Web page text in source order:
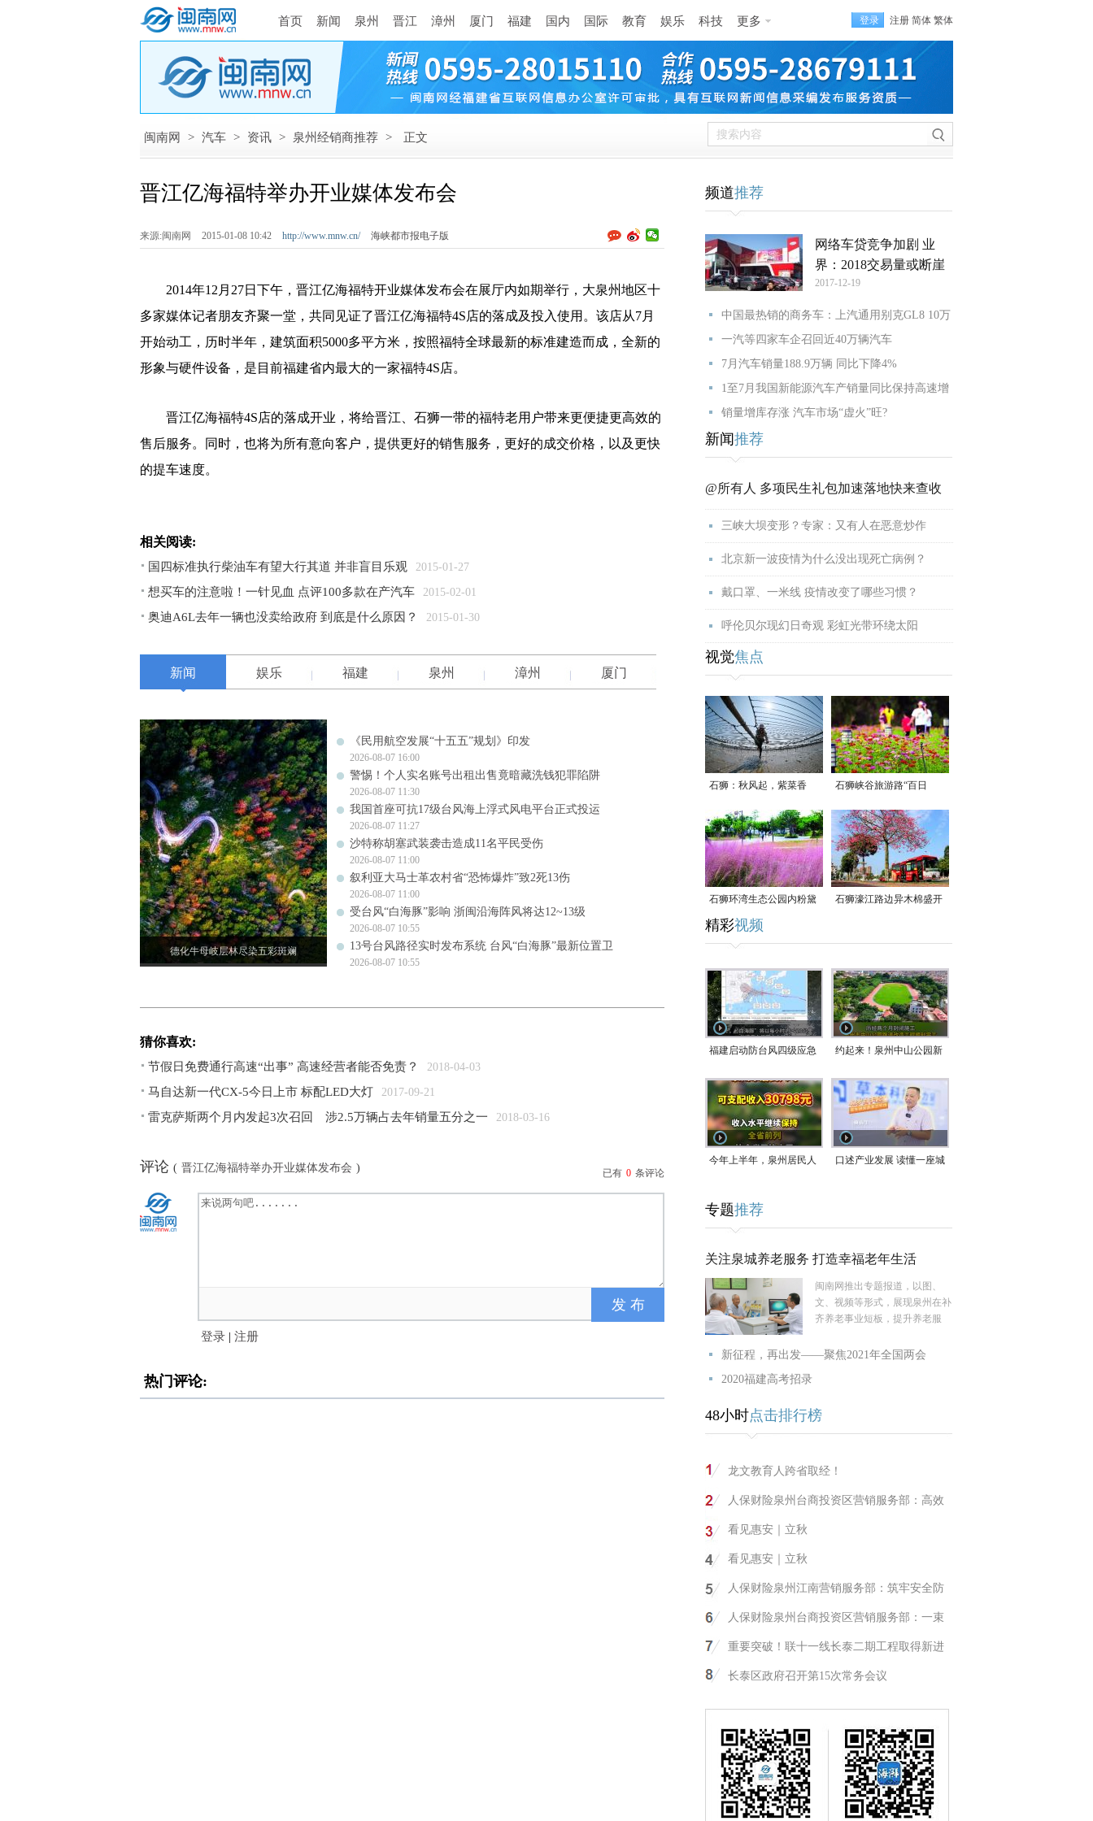
首页 新闻 泉州 晋江 漳州 厦门 福建 国内 国际 教育 娱乐 科技 更多 登录 注册 简体 繁体
闽南网 > 汽车 > 资讯 > 泉州经销商推荐 > 正文
晋江亿海福特举办开业媒体发布会
来源:闽南网 2015-01-08 10:42 http://www.mnw.cn/ 海峡都市报电子版
2014年12月27日下午，晋江亿海福特开业媒体发布会在展厅内如期举行，大泉州地区十
多家媒体记者朋友齐聚一堂，共同见证了晋江亿海福特4S店的落成及投入使用。该店从7月
开始动工，历时半年，建筑面积5000多平方米，按照福特全球最新的标准建造而成，全新的
形象与硬件设备，是目前福建省内最大的一家福特4S店。
晋江亿海福特4S店的落成开业，将给晋江、石狮一带的福特老用户带来更便捷更高效的
售后服务。同时，也将为所有意向客户，提供更好的销售服务，更好的成交价格，以及更快
的提车速度。
相关阅读:
国四标准执行柴油车有望大行其道 并非盲目乐观 2015-01-27
想买车的注意啦！一针见血 点评100多款在产汽车 2015-02-01
奥迪A6L去年一辆也没卖给政府 到底是什么原因？ 2015-01-30
新闻 娱乐 福建 泉州 漳州 厦门
德化牛母岐层林尽染五彩斑斓
《民用航空发展“十五五”规划》印发
2026-08-07 16:00
警惕！个人实名账号出租出售竟暗藏洗钱犯罪陷阱
2026-08-07 11:30
我国首座可抗17级台风海上浮式风电平台正式投运
2026-08-07 11:27
沙特称胡塞武装袭击造成11名平民受伤
2026-08-07 11:00
叙利亚大马士革农村省“恐怖爆炸”致2死13伤
2026-08-07 11:00
受台风“白海豚”影响 浙闽沿海阵风将达12~13级
2026-08-07 10:55
13号台风路径实时发布系统 台风“白海豚”最新位置卫
2026-08-07 10:55
猜你喜欢:
节假日免费通行高速“出事” 高速经营者能否免责？ 2018-04-03
马自达新一代CX-5今日上市 标配LED大灯 2017-09-21
雷克萨斯两个月内发起3次召回 涉2.5万辆占去年销量五分之一 2018-03-16
评论 ( 晋江亿海福特举办开业媒体发布会 ) 已有 0 条评论
登录 | 注册
热门评论:
频道推荐
网络车贷竞争加剧 业
界：2018交易量或断崖
2017-12-19
中国最热销的商务车：上汽通用别克GL8 10万
一汽等四家车企召回近40万辆汽车
7月汽车销量188.9万辆 同比下降4%
1至7月我国新能源汽车产销量同比保持高速增
销量增库存涨 汽车市场“虚火”旺?
新闻推荐
@所有人 多项民生礼包加速落地快来查收
三峡大坝变形？专家：又有人在恶意炒作
北京新一波疫情为什么没出现死亡病例？
戴口罩、一米线 疫情改变了哪些习惯？
呼伦贝尔现幻日奇观 彩虹光带环绕太阳
视觉焦点
石狮：秋风起，紫菜香 石狮峡谷旅游路“百日
草”争相斗艳
石狮环湾生态公园内粉黛
乱子草盛放
石狮濠江路边异木棉盛开
精彩视频
福建启动防台风四级应急
9日在长江口至福建北部
一带沿海登陆
约起来！泉州中山公园新
今年上半年，泉州居民人 口述产业发展 读懂一座城
专题推荐
关注泉城养老服务 打造幸福老年生活
闽南网推出专题报道，以图、
文、视频等形式，展现泉州在补
齐养老事业短板，提升养老服
新征程，再出发——聚焦2021年全国两会
2020福建高考招录
48小时点击排行榜
龙文教育人跨省取经！
人保财险泉州台商投资区营销服务部：高效
看见惠安｜立秋
看见惠安｜立秋
人保财险泉州江南营销服务部：筑牢安全防
人保财险泉州台商投资区营销服务部：一束
重要突破！联十一线长泰二期工程取得新进
长泰区政府召开第15次常务会议